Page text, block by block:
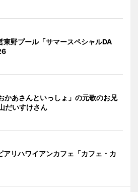
東野プール「サマースペシャルDA
かあさんといっしょ」の元歌のお兄
だいすけさん
アリハワイアンカフェ「カフェ・カ